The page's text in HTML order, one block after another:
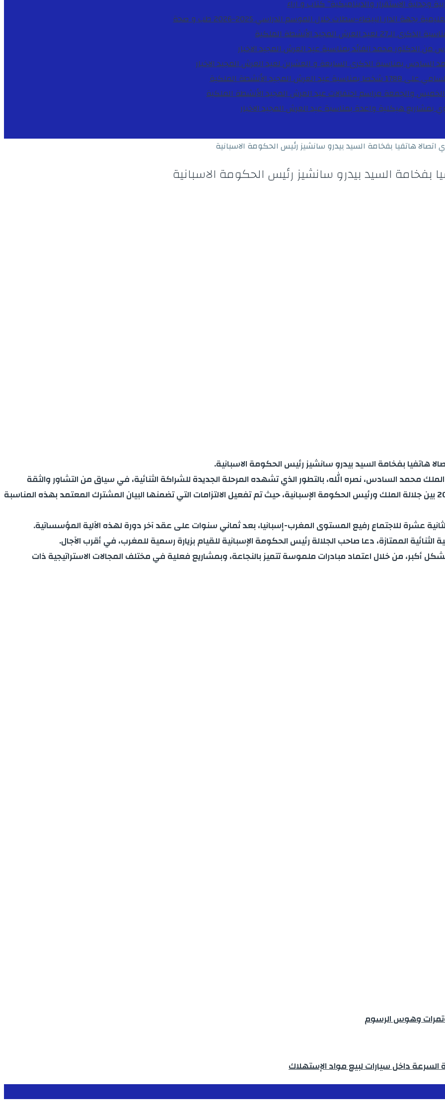
وجدلية الاستقرار والديناميكية”كتاب و اراء
طب و صحة
لعيد العرش المجيد
الأنشطة الملكية
من الدكتور محمد الفائد بمناسبة عيد العرش المجيدالاخبار
السادس بمناسبة الذكرى السابعة و العشرين لعيد العرش المجيدالاخبار
عيد العرش المجيد
الأنشطة الملكية
والجمعة مراسم احتفالات عيد العرش المجيدالأنشطة الملكية
بمشاريع هيكلية واعدة بمناسبة عيد العرش المجيدالاخبار
هاتفيا بفخامة السيد بيدرو سانشيز رئيس الحكومة الاسبانية
بفخامة السيد بيدرو سانشيز رئيس الحكومة الاسبانية
هاتفيا بفخامة السيد بيدرو سانشيز رئيس الحكومة الاسبانية.
محمد السادس، نصره الله، بالتطور الذي تشهده المرحلة الجديدة للشراكة الثنائية، في سياق من التشاور والثقة
والاحترام المتبادل، وذلك منذ اللقاء الذي جرى في 07 أبريل 2022 بين جلالة الملك ورئيس الحكومة الإسبانية، حيث تم تفعيل الالتزامات التي تضمنها البيان المشترك المعتمد بهذه المناسبة
عشرة للاجتماع رفيع المستوى المغرب-إسبانيا، بعد ثماني سنوات على عقد آخر دورة لهذه الآلية المؤسساتية.
الثنائية الممتازة، دعا صاحب الجلالة رئيس الحكومة الإسبانية للقيام بزيارة رسمية للمغرب، في أقرب الآجال.
أكبر، من خلال اعتماد مبادرات ملموسة تتميز بالنجاعة، وبمشاريع فعلية في مختلف المجالات الاستراتيجية ذات
وهوس الرسوم
السرعة داخل سيارات لبيع مواد الإستهلاك